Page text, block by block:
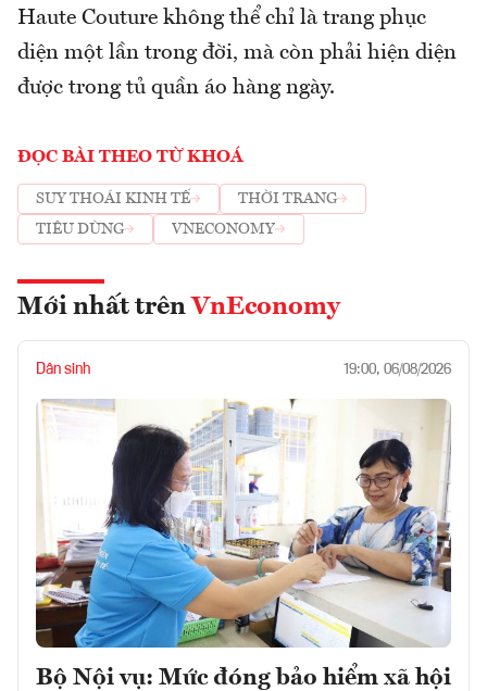
Haute Couture không thể chỉ là trang phục
diện một lần trong đời, mà còn phải hiện diện
được trong tủ quần áo hàng ngày.
ĐỌC BÀI THEO TỪ KHOÁ
SUY THOÁI KINH TẾ
THỜI TRANG
TIÊU DÙNG
VNECONOMY
Mới nhất trên VnEconomy
Dân sinh 19:00, 06/08/2026
Bộ Nội vụ: Mức đóng bảo hiểm xã hội